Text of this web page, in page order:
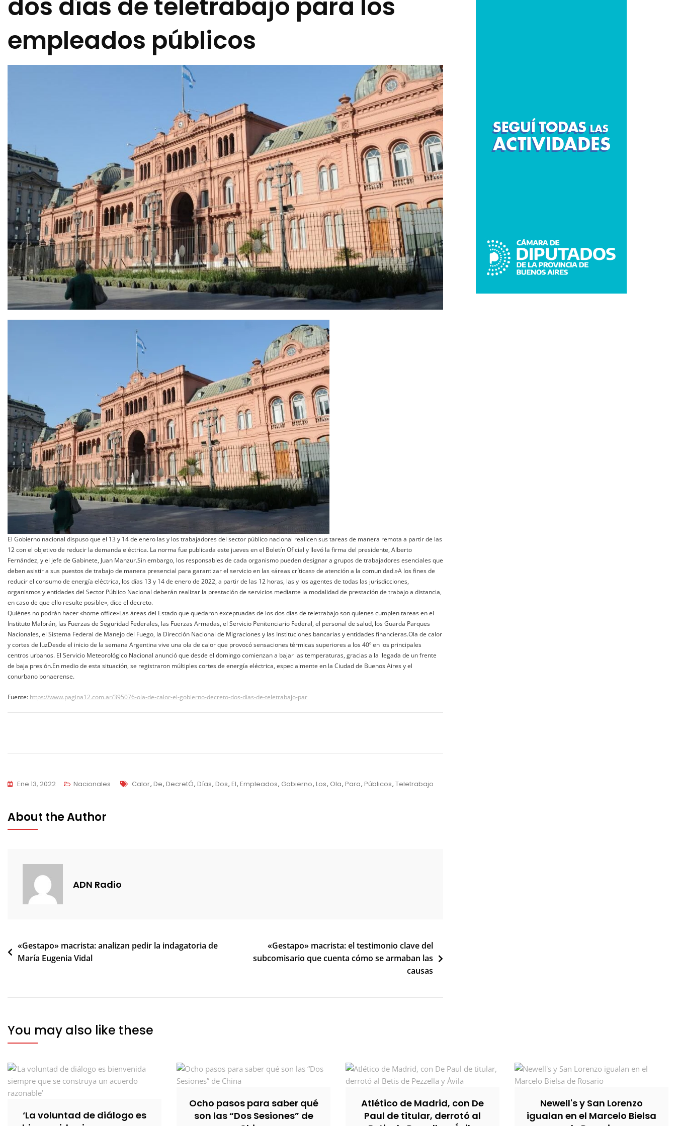
dos días de teletrabajo para los
empleados públicos
El Gobierno nacional dispuso que el 13 y 14 de enero las y los trabajadores del sector público nacional realicen sus tareas de manera remota a partir de las
12 con el objetivo de reducir la demanda eléctrica. La norma fue publicada este jueves en el Boletín Oficial y llevó la firma del presidente, Alberto
Fernández, y el jefe de Gabinete, Juan Manzur.Sin embargo, los responsables de cada organismo pueden designar a grupos de trabajadores esenciales que
deben asistir a sus puestos de trabajo de manera presencial para garantizar el servicio en las «áreas críticas» de atención a la comunidad.»A los fines de
reducir el consumo de energía eléctrica, los días 13 y 14 de enero de 2022, a partir de las 12 horas, las y los agentes de todas las jurisdicciones,
organismos y entidades del Sector Público Nacional deberán realizar la prestación de servicios mediante la modalidad de prestación de trabajo a distancia,
en caso de que ello resulte posible», dice el decreto.
Quiénes no podrán hacer «home office»Las áreas del Estado que quedaron exceptuadas de los dos días de teletrabajo son quienes cumplen tareas en el
Instituto Malbrán, las Fuerzas de Seguridad Federales, las Fuerzas Armadas, el Servicio Penitenciario Federal, el personal de salud, los Guarda Parques
Nacionales, el Sistema Federal de Manejo del Fuego, la Dirección Nacional de Migraciones y las Instituciones bancarias y entidades financieras.Ola de calor
y cortes de luzDesde el inicio de la semana Argentina vive una ola de calor que provocó sensaciones térmicas superiores a los 40º en los principales
centros urbanos. El Servicio Meteorológico Nacional anunció que desde el domingo comienzan a bajar las temperaturas, gracias a la llegada de un frente
de baja presión.En medio de esta situación, se registraron múltiples cortes de energía eléctrica, especialmente en la Ciudad de Buenos Aires y el
conurbano bonaerense.
Fuente: https://www.pagina12.com.ar/395076-ola-de-calor-el-gobierno-decreto-dos-dias-de-teletrabajo-par
de
Ene 13, 2022 Nacionales Tags
Calor, De, DecretÓ, Días, Dos, El, Empleados, Gobierno, Los, Ola, Para, Públicos, Teletrabajo
About the Author
ADN Radio
Navegación
de
«Gestapo» macrista: analizan pedir la indagatoria de
María Eugenia Vidal
«Gestapo» macrista: el testimonio clave del
subcomisario que cuenta cómo se armaban las
causas
You may also like these
‘La voluntad de diálogo es
Ocho pasos para saber qué
son las “Dos Sesiones” de
Atlético de Madrid, con De
Paul de titular, derrotó al
Newell's y San Lorenzo
igualan en el Marcelo Bielsa